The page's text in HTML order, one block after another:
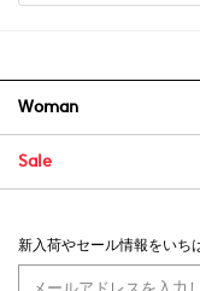
Woman
Sale
新入荷やセール情報をいち